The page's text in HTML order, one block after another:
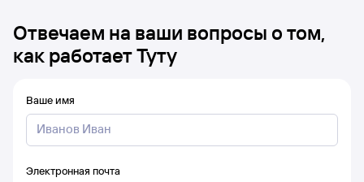
Отвечаем на ваши вопросы о том,
как работает Туту
Ваше имя
Электронная почта